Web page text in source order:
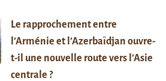
Le rapprochement entre
l’Arménie et l’Azerbaïdjan ouvre-
t-il une nouvelle route vers l’Asie
centrale ?